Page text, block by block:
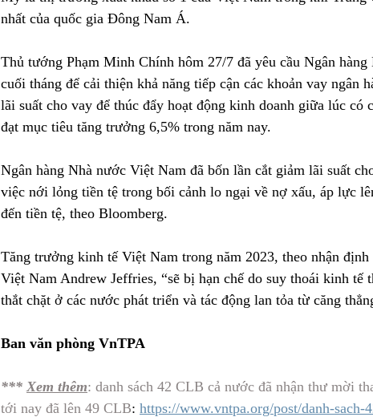
nhất của quốc gia Đông Nam Á.
Thủ tướng Phạm Minh Chính hôm 27/7 đã yêu cầu Ngân
cuối tháng để cải thiện khả năng tiếp cận các khoản vay ngân
lãi suất cho vay để thúc đẩy hoạt động kinh doanh giữa lúc có
đạt mục tiêu tăng trưởng 6,5% trong năm nay.
Ngân hàng Nhà nước Việt Nam đã bốn lần cắt giảm lãi suất
việc nới lỏng tiền tệ trong bối cảnh lo ngại về nợ xấu, áp lực
đến tiền tệ, theo Bloomberg.
Tăng trưởng kinh tế Việt Nam trong năm 2023, theo nhận
Việt Nam Andrew Jeffries, “sẽ bị hạn chế do suy thoái kinh tế
thắt chặt ở các nước phát triển và tác động lan tỏa từ căng
Ban văn phòng VnTPA
*** Xem thêm: danh sách 42 CLB cả nước đã nhận thư mời
tới nay đã lên 49 CLB: https://www.vntpa.org/post/danh-sach-